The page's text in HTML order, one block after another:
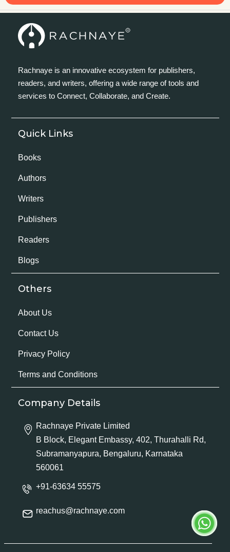
Rachnaye is an innovative ecosystem for publishers,
readers, and writers, offering a wide range of tools and
services to Connect, Collaborate, and Create.
Quick Links
Books
Authors
Writers
Publishers
Readers
Blogs
Others
About Us
Contact Us
Privacy Policy
Terms and Conditions
Company Details
Rachnaye Private Limited
B Block, Elegant Embassy, 402, Thurahalli Rd,
Subramanyapura, Bengaluru, Karnataka
560061
+91-63634 55575
reachus@rachnaye.com